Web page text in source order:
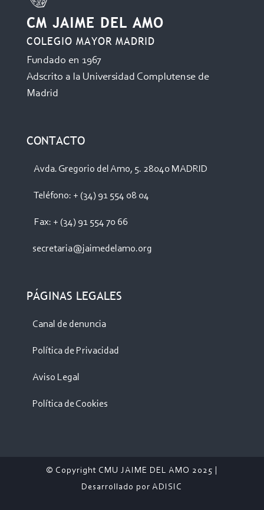
CM JAIME DEL AMO
COLEGIO MAYOR MADRID
Fundado en 1967
Adscrito a la Universidad Complutense de
Madrid
CONTACTO
Avda. Gregorio del Amo, 5. 28040 MADRID
Teléfono: + (34) 91 554 08 04
Fax: + (34) 91 554 70 66
secretaria@jaimedelamo.org
PÁGINAS LEGALES
Canal de denuncia
Política de Privacidad
Aviso Legal
Política de Cookies
© Copyright CMU JAIME DEL AMO 2025 |
Desarrollado porADISIC